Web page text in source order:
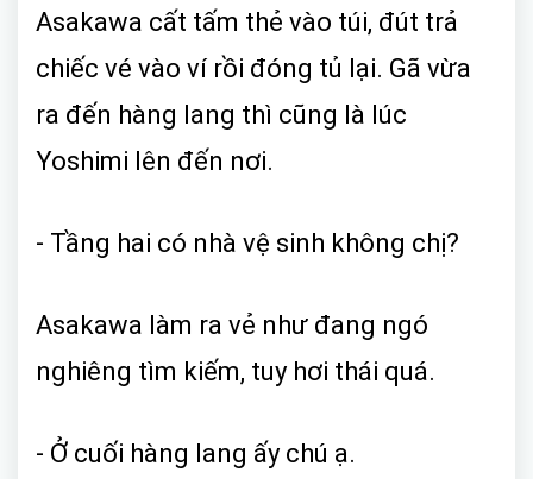
Asakawa cất tấm thẻ vào túi, đút trả
chiếc vé vào ví rồi đóng tủ lại. Gã vừa
ra đến hàng lang thì cũng là lúc
Yoshimi lên đến nơi.
- Tầng hai có nhà vệ sinh không chị?
Asakawa làm ra vẻ như đang ngó
nghiêng tìm kiếm, tuy hơi thái quá.
- Ở cuối hàng lang ấy chú ạ.